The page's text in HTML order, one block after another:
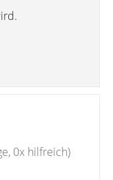
0x hilfreich)